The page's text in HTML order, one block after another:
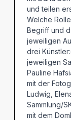
und teilen
Welche
Begriff und
jeweiligen
drei
jeweiligen
Pauline
mit der
Ludwig,
Sammlung/
mit dem